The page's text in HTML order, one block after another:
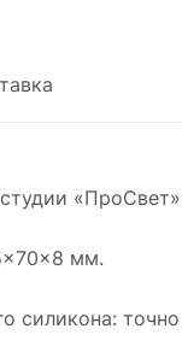
мм.
силикона: